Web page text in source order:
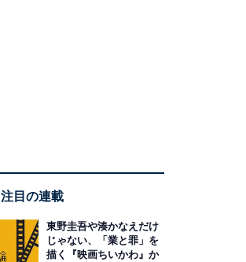
注目の連載
東野圭吾や湊かなえだけ
じゃない、「業と罪」を
描く『映画ちいかわ』か